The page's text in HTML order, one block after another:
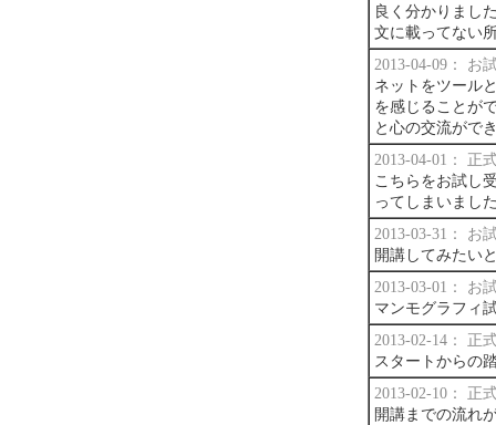
良く分かりまし
文に載ってない
2013-04-09： お
ネットをツール
を感じることが
と心の交流がで
2013-04-01： 正
こちらをお試し
ってしまいまし
2013-03-31： お
開講してみたい
2013-03-01： お
マンモグラフィ
2013-02-14： 正
スタートからの
2013-02-10： 正
開講までの流れ